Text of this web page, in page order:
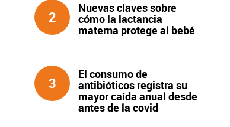
2
Nuevas claves sobre
cómo la lactancia
materna protege al bebé
3
El consumo de
antibióticos registra su
mayor caída anual desde
antes de la covid